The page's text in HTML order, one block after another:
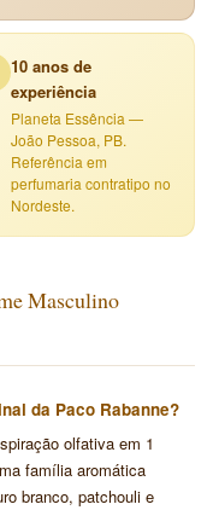
10 anos de
experiência
Planeta Essência —
João Pessoa, PB.
Referência em
perfumaria contratipo no
Nordeste.
Masculino
da Paco Rabanne?
olfativa em 1
família aromática
branco, patchouli e